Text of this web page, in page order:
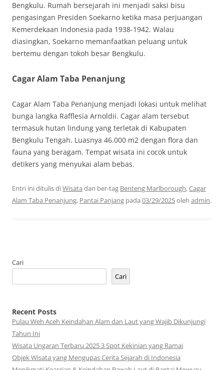
Bengkulu. Rumah bersejarah ini menjadi saksi bisu
pengasingan Presiden Soekarno ketika masa perjuangan
Kemerdekaan Indonesia pada 1938-1942. Walau
diasingkan, Soekarno memanfaatkan peluang untuk
bertemu dengan tokoh besar Bengkulu.
Cagar Alam Taba Penanjung
Cagar Alam Taba Penanjung menjadi lokasi untuk melihat
bunga langka Rafflesia Arnoldii. Cagar alam tersebut
termasuk hutan lindung yang terletak di Kabupaten
Bengkulu Tengah. Luasnya 46.000 m2 dengan flora dan
fauna yang beragam. Tempat wisata ini cocok untuk
detikers yang menyukai alam bebas.
Entri ini ditulis diWisata dan ber-tag Benteng Marlborough,Cagar
Alam Taba Penanjung, Pantai Panjang pada 03/29/2025oleh admin.
Cari
Cari
Recent Posts
Pulau Weh Aceh Keindahan Alam dan Laut yang Wajib Dikunjungi
Tahun Ini
Wisata Ungaran Terbaru 2025 3 Spot Kekinian yang Ramai
Objek Wisata yang Mengupas Cerita Sejarah di Indonesia